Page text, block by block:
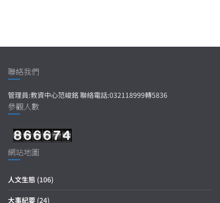
聯絡我們
管理員:教資中心范峻銘 聯絡電話:032118999轉5836
參觀人數
網站地圖
人文生態 (106)
大事紀要 (24)